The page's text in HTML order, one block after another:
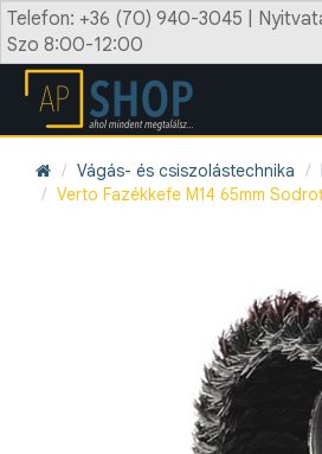
Telefon: +36 (70) 940-3045 |
Szo 8:00-12:00
Vágás- és csiszolástechnika
Verto Fazékkefe M14 65mm